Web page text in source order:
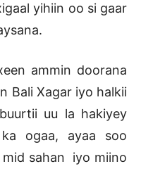
yihiin oo si gaar
ammin doorana
Bali Xagar iyo halkii
uu la hakiyey
ogaa, ayaa soo
mid sahan iyo miino